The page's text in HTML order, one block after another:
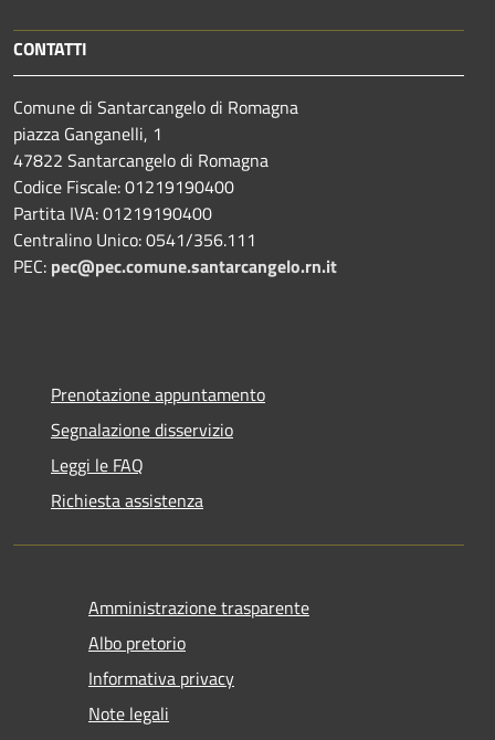
CONTATTI
Comune di Santarcangelo di Romagna
piazza Ganganelli, 1
47822 Santarcangelo di Romagna
Codice Fiscale: 01219190400
Partita IVA: 01219190400
Centralino Unico: 0541/356.111
PEC: pec@pec.comune.santarcangelo.rn.it
Prenotazione appuntamento
Segnalazione disservizio
Leggi le FAQ
Richiesta assistenza
Amministrazione trasparente
Albo pretorio
Informativa privacy
Note legali